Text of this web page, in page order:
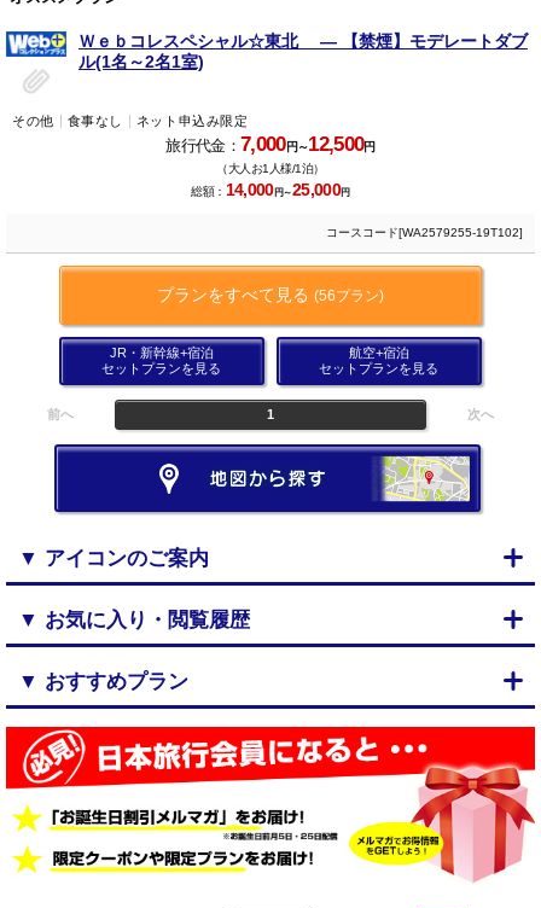
Ｗｅｂコレスペシャル☆東北 ― 【禁煙】モデレートダブ
ル(1名～2名1室)
その他 食事なし ネット申込み限定
旅行代金： 7,000円～12,500円
（大人お1人様/1泊）
総額： 14,000円～25,000円
コースコード[WA2579255-19T102]
プランをすべて見る (56プラン)
JR・新幹線+宿泊
セットプランを見る
航空+宿泊
セットプランを見る
前へ 1 次へ
▼ アイコンのご案内
▼ お気に入り・閲覧履歴
▼ おすすめプラン